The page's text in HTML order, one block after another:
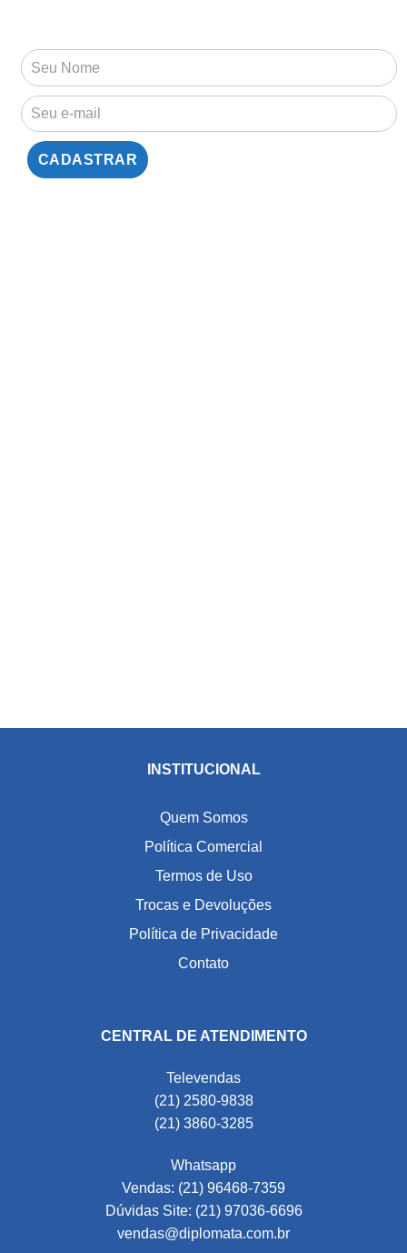
INSTITUCIONAL
Quem Somos
Política Comercial
Termos de Uso
Trocas e Devoluções
Política de Privacidade
Contato
CENTRAL DE ATENDIMENTO
Televendas
(21) 2580-9838
(21) 3860-3285
Whatsapp
Vendas: (21) 96468-7359
Dúvidas Site: (21) 97036-6696
vendas@diplomata.com.br